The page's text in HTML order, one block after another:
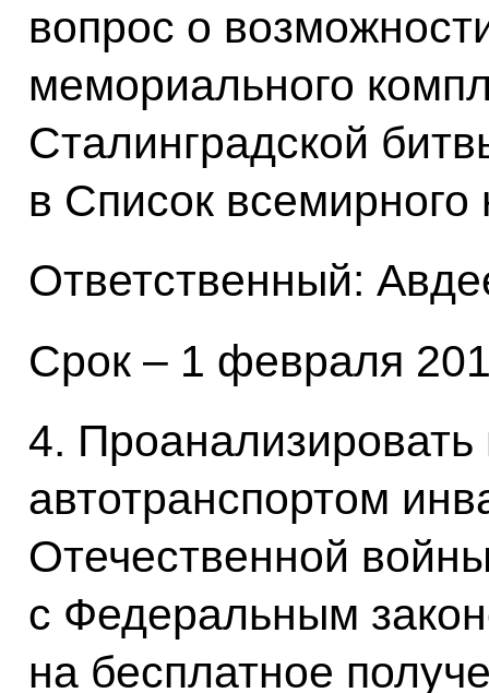
вопрос о
мемориального
Сталинградской
в Список всемирного
Ответственный:
Срок – 1 февраля
4.
автотранспортом
Отечественной
с Федеральным
на бесплатное